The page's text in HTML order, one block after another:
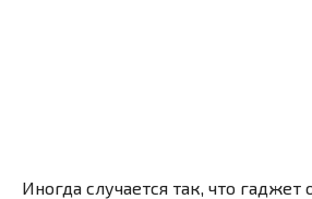
Иногда случается так, что гаджет